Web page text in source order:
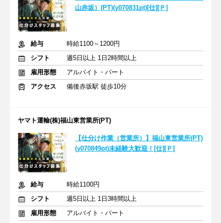
山赤坂）(PT)(y070831pt)[仕][Ｐ]
給与
時給1100～1200円
シフト
週5日以上 1日2時間以上
雇用形態
アルバイト・パート
アクセス
備後赤坂駅 徒歩10分
ヤマト運輸(株)福山東営業所(PT)
【仕分け作業（営業所）】福山東営業所(PT)
(y070849pt)未経験大歓迎！[仕][Ｐ]
給与
時給1100円
シフト
週5日以上 1日3時間以上
雇用形態
アルバイト・パート